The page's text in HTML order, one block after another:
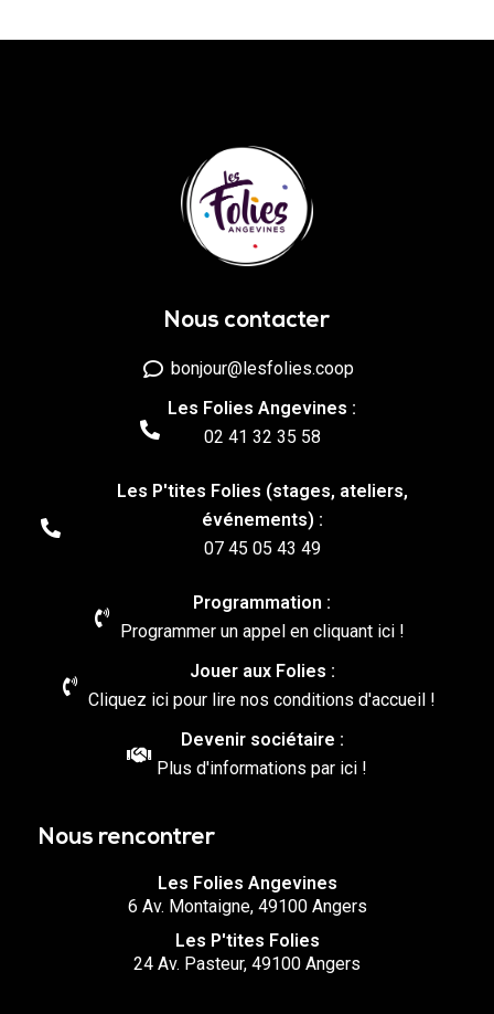
Nous contacter
bonjour@lesfolies.coop
Les Folies Angevines :
02 41 32 35 58
Les P'tites Folies (stages, ateliers,
événements) :
07 45 05 43 49
Programmation :
Programmer un appel en cliquant ici !
Jouer aux Folies :
Cliquez ici pour lire nos conditions d'accueil !
Devenir sociétaire :
Plus d'informations par ici !
Nous rencontrer
Les Folies Angevines
6 Av. Montaigne, 49100 Angers
Les P'tites Folies
24 Av. Pasteur, 49100 Angers